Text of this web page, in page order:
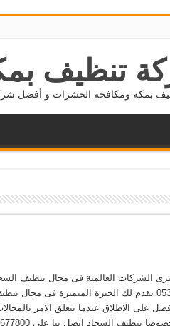
تنظيف
ومكافحة الحشرات و أفضل شركة تنظيف
الشركات العالمية فى مجال تنظيف
اتصل على 0535677800 نقدم لك الخبرة المتميزة فى مجال
على الاطلاق عندما يتعلق الامر
التى تخص المنزل وخصوصا تنظيف